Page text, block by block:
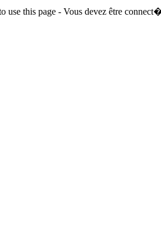
use this page - Vous devez être